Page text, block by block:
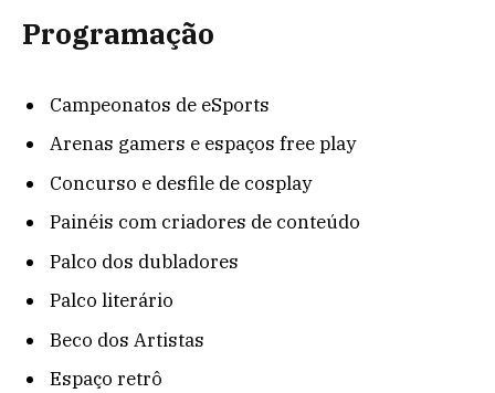
Programação
Campeonatos de eSports
Arenas gamers e espaços free play
Concurso e desfile de cosplay
Painéis com criadores de conteúdo
Palco dos dubladores
Palco literário
Beco dos Artistas
Espaço retrô